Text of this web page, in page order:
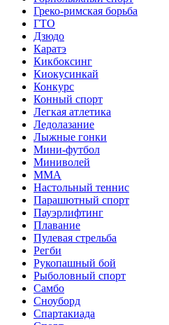
Греко-римская борьба
ГТО
Дзюдо
Каратэ
Кикбоксинг
Киокусинкай
Конкурс
Конный спорт
Легкая атлетика
Ледолазание
Лыжные гонки
Мини-футбол
Миниволей
ММА
Настольный теннис
Парашютный спорт
Пауэрлифтинг
Плавание
Пулевая стрельба
Регби
Рукопашный бой
Рыболовный спорт
Самбо
Сноуборд
Спартакиада